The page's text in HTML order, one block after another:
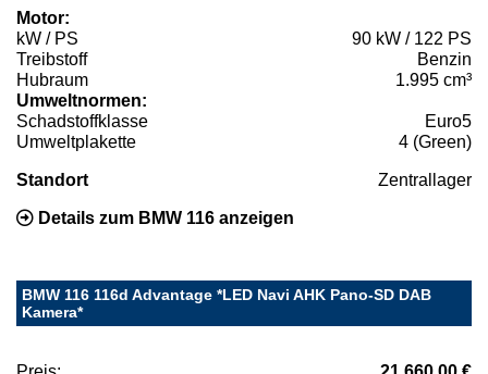
Motor:
kW / PS
90 kW / 122 PS
Treibstoff
Benzin
Hubraum
1.995 cm³
Umweltnormen:
Schadstoffklasse
Euro5
Umweltplakette
4 (Green)
Standort Zentrallager
Details zum BMW 116 anzeigen
BMW 116 116d Advantage *LED Navi AHK Pano-SD DAB
Kamera*